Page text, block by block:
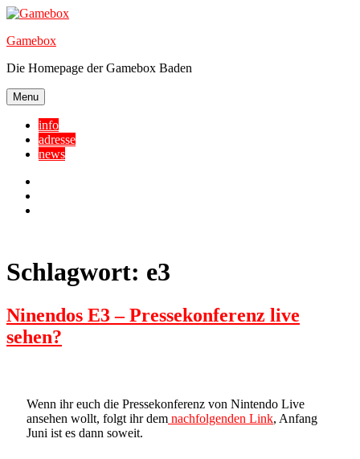
Skip
content
Gamebox
Die Homepage der Gamebox Baden
Menu
info
adresse
news
Schlagwort: e3
Ninendos E3 – Pressekonferenz live
sehen?
Wenn ihr euch die Pressekonferenz von Nintendo Live
ansehen wollt, folgt ihr dem nachfolgenden Link, Anfang
Juni ist es dann soweit.